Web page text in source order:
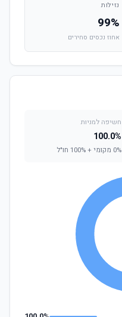
נזילות
99%
אחוז נכסים סחירים
חשיפה למניות
100.0%
0% מקומי + 100% חו"ל